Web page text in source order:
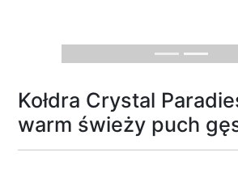
Kołdra Crystal
warm świeży puch